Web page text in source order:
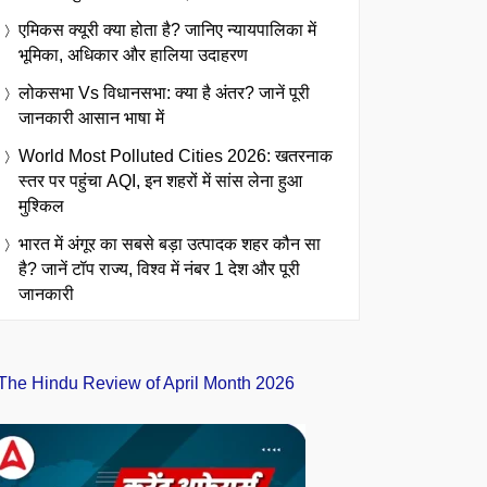
एमिकस क्यूरी क्या होता है? जानिए न्यायपालिका में
भूमिका, अधिकार और हालिया उदाहरण
लोकसभा Vs विधानसभा: क्या है अंतर? जानें पूरी
जानकारी आसान भाषा में
World Most Polluted Cities 2026: खतरनाक
स्तर पर पहुंचा AQI, इन शहरों में सांस लेना हुआ
मुश्किल
भारत में अंगूर का सबसे बड़ा उत्पादक शहर कौन सा
है? जानें टॉप राज्य, विश्व में नंबर 1 देश और पूरी
जानकारी